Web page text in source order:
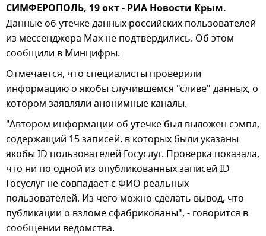
СИМФЕРОПОЛЬ, 19 окт - РИА Новости Крым.
Данные об утечке данных российских пользователей
из мессенджера Max не подтвердились. Об этом
сообщили в Минцифры.
Отмечается, что специалисты проверили
информацию о якобы случившемся "сливе" данных, о
котором заявляли анонимные каналы.
"Автором информации об утечке был выложен сэмпл,
содержащий 15 записей, в которых были указаны
якобы ID пользователей Госуслуг. Проверка показала,
что ни по одной из опубликованных записей ID
Госуслуг не совпадает с ФИО реальных
пользователей. Из чего можно сделать вывод, что
публикации о взломе сфабрикованы", - говорится в
сообщении ведомства.